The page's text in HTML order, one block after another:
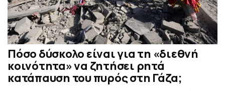
Πόσο δύσκολο είναι για τη «διεθνή
κοινότητα» να ζητήσει ρητά
κατάπαυση του πυρός στη Γάζα;